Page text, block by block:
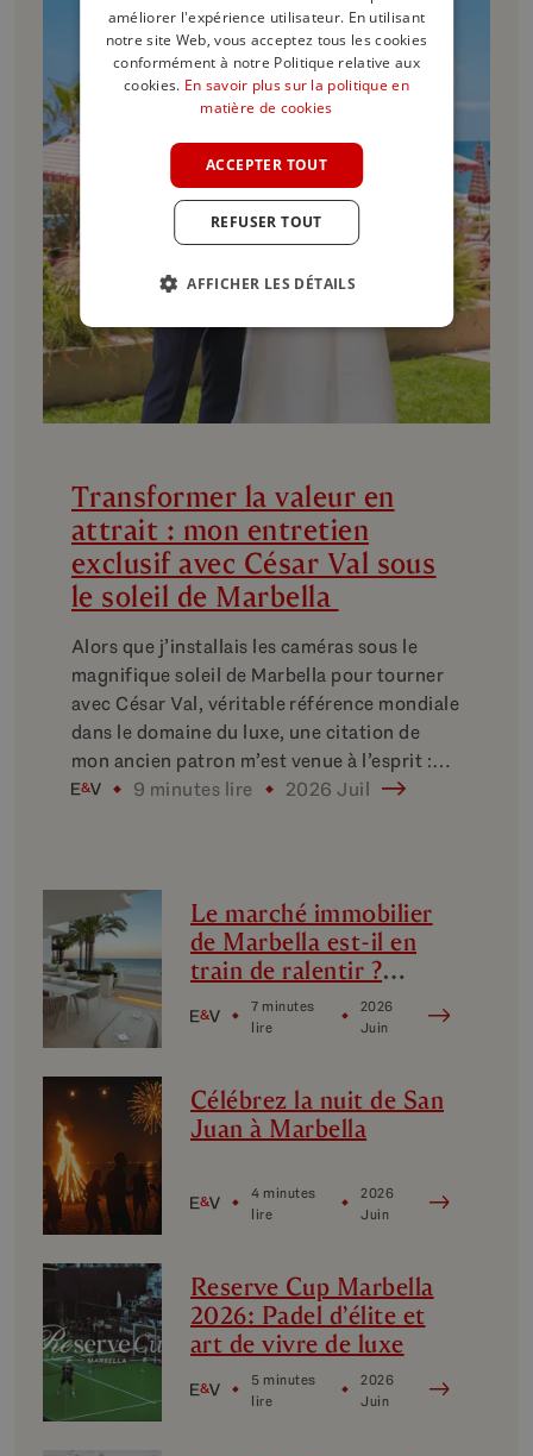
Transformer la valeur en
attrait : mon entretien
exclusif avec César Val sous
le soleil de Marbella
Alors que j’installais les caméras sous le
magnifique soleil de Marbella pour tourner
avec César Val, véritable référence mondiale
dans le domaine du luxe, une citation de
mon ancien patron m’est venue à l’esprit :…
9 minutes lire
2026 Juil
Le marché immobilier
de Marbella est-il en
train de ralentir ?
Décryptage des micro-
marchés du luxe à
7 minutes
lire
2026
Juin
Célébrez la nuit de San
Juan à Marbella
4 minutes
lire
2026
Juin
Reserve Cup Marbella
2026: Padel d’élite et
art de vivre de luxe
5 minutes
lire
2026
Juin
ENGLISH
SPANISH
FRENCH
POLISH
améliorer l'expérience utilisateur. En utilisant
notre site Web, vous acceptez tous les cookies
conformément à notre Politique relative aux
cookies. En savoir plus sur la politique en
matière de cookies
ACCEPTER TOUT
REFUSER TOUT
AFFICHER LES DÉTAILS